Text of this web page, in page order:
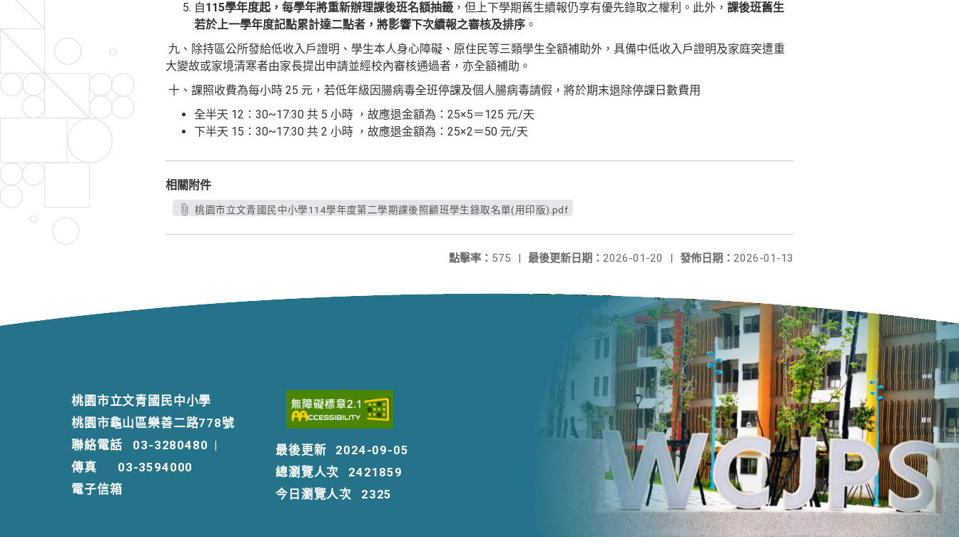
自115學年度起，每學年將重新辦理課後班名額抽籤 ，但上下學期舊生續報仍享有優先錄取之權利。此外， 課後班舊生
若於上一學年度記點累計達二點者，將影響下次續報之審核及排序 。
九、除持區公所發給低收入戶證明、學生本人身心障礙、原住民等三類學生全額補助外，具備中低收入戶證明及家庭突遭重
大變故或家境清寒者由家長提出申請並經校內審核通過者，亦全額補助。
十、課照收費為每小時 25 元，若低年級因腸病毒全班停課及個人腸病毒請假，將於期末退除停課日數費用
全半天 12：30~17:30 共 5 小時 ，故應退金額為：25×5＝125 元/天
下半天 15：30~17:30 共 2 小時 ，故應退金額為：25×2＝50 元/天
相關附件
桃園市立文青國民中小學114學年度第二學期課後照顧班學生錄取名單(用印版).pdf
發佈日期： 2026-01-13
最後更新日期： 2026-01-20 |
點擊率： 575 |
桃園市立文青國民中小學
桃園市龜山區樂善二路778號
聯絡電話
03-3280480 |
傳真
03-3594000
電子信箱
最後更新
2024-09-05
總瀏覽人次
2421859
今日瀏覽人次
2325